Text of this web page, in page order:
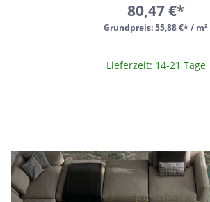
Grundpreis:55,88 €* / m²
80,47 €*
Lieferzeit: 14-21 Tage